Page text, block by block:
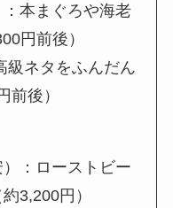
本まぐろや海老
円前後）
級ネタをふんだん
前後）
：ローストビー
3,200円）